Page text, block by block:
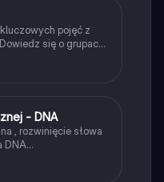
pojęć z
się o grupach
oraz chorobach
fenotypu i
- DNA
, rozwinięcie słowa
DNA
DNA przyjmuje
i zadanie